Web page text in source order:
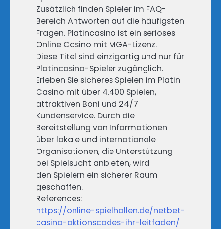
Zusätzlich finden Spieler im FAQ-
Bereich Antworten auf die häufigsten
Fragen. Platincasino ist ein seriöses
Online Casino mit MGA-Lizenz.
Diese Titel sind einzigartig und nur für
Platincasino-Spieler zugänglich.
Erleben Sie sicheres Spielen im Platin
Casino mit über 4.400 Spielen,
attraktiven Boni und 24/7
Kundenservice. Durch die
Bereitstellung von Informationen
über lokale und internationale
Organisationen, die Unterstützung
bei Spielsucht anbieten, wird
den Spielern ein sicherer Raum
geschaffen.
References:
https://online-spielhallen.de/netbet-
casino-aktionscodes-ihr-leitfaden/